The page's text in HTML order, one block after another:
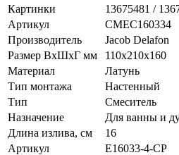
Картинки
13675481 /
Артикул
СМЕС160334
Производитель
Jacob Delafon
Размер ВхШхГ мм
110х210х160
Материал
Латунь
Тип монтажа
Настенный
Тип
Смеситель
Назначение
Для ванны и
Длина излива, см
16
Артикул
E16033-4-CP